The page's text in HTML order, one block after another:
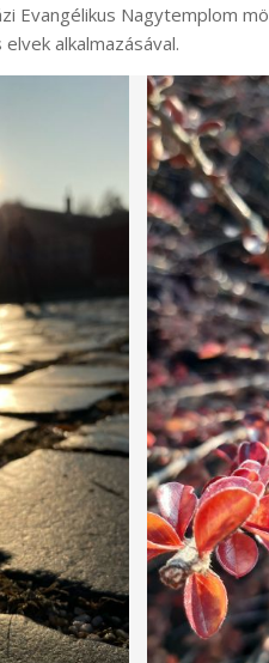
Evangélikus Nagytemplom
alkalmazásával.